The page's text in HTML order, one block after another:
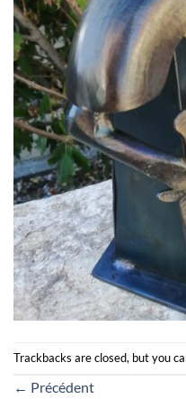
Trackbacks are closed, but you
← Précédent